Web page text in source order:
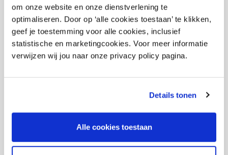
om onze website en onze dienstverlening te
optimaliseren. Door op ‘alle cookies toestaan’ te klikken,
geef je toestemming voor alle cookies, inclusief
statistische en marketingcookies. Voor meer informatie
verwijzen wij jou naar onze privacy policy pagina.
Details tonen
Alle cookies toestaan
Ik geef toestemming voor de verwerking van mijn gegevens conform
deprivacy policy. *
Ik meld mij aan voor de nieuwsbrief. we sturen je 4 tot 6 keer
Bedrijfsnaam *